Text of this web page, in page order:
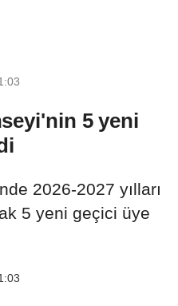
5 yeni
2026-2027 yılları
5 yeni geçici üye